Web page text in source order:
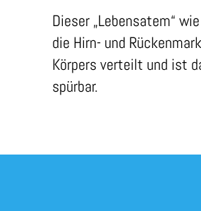
Dieser „Lebensatem“
die Hirn- und
Körpers verteilt und ist
spürbar.